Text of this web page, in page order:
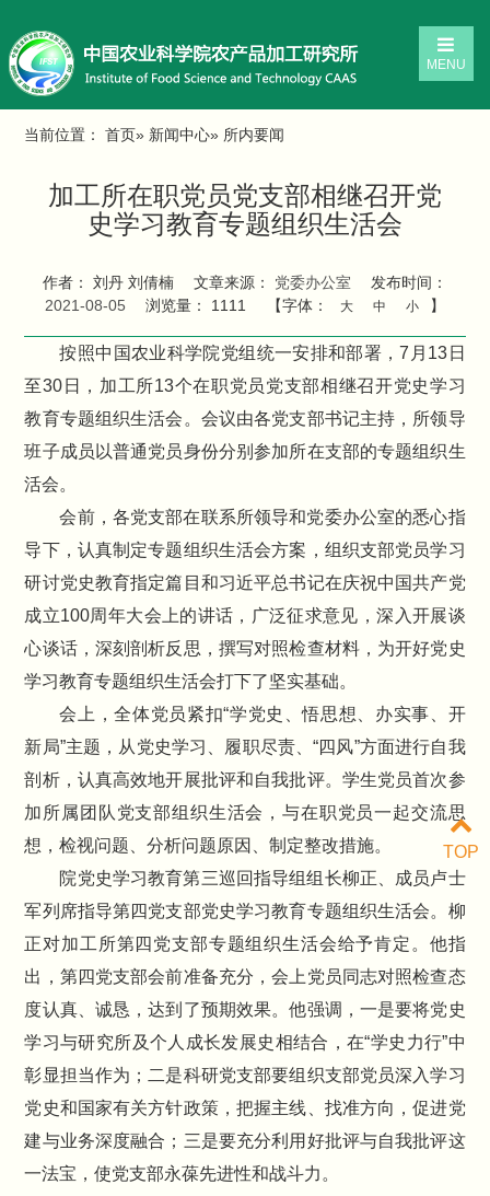
MENU
当前位置：首页» 新闻中心» 所内要闻
加工所在职党员党支部相继召开党
史学习教育专题组织生活会
作者： 刘丹 刘倩楠 文章来源： 党委办公室
发布时间：
2021-08-05
浏览量： 1111 【字体： 大 中 小 】
按照中国农业科学院党组统一安排和部署，7月13日
至30日，加工所13个在职党员党支部相继召开党史学习
教育专题组织生活会。会议由各党支部书记主持，所领导
班子成员以普通党员身份分别参加所在支部的专题组织生
活会。
会前，各党支部在联系所领导和党委办公室的悉心指
导下，认真制定专题组织生活会方案，组织支部党员学习
研讨党史教育指定篇目和习近平总书记在庆祝中国共产党
成立100周年大会上的讲话，广泛征求意见，深入开展谈
心谈话，深刻剖析反思，撰写对照检查材料，为开好党史
学习教育专题组织生活会打下了坚实基础。
会上，全体党员紧扣“学党史、悟思想、办实事、开
新局”主题，从党史学习、履职尽责、“四风”方面进行自我
剖析，认真高效地开展批评和自我批评。学生党员首次参
加所属团队党支部组织生活会，与在职党员一起交流思
想，检视问题、分析问题原因、制定整改措施。
院党史学习教育第三巡回指导组组长柳正、成员卢士
军列席指导第四党支部党史学习教育专题组织生活会。柳
正对加工所第四党支部专题组织生活会给予肯定。他指
出，第四党支部会前准备充分，会上党员同志对照检查态
度认真、诚恳，达到了预期效果。他强调，一是要将党史
学习与研究所及个人成长发展史相结合，在“学史力行”中
彰显担当作为；二是科研党支部要组织支部党员深入学习
党史和国家有关方针政策，把握主线、找准方向，促进党
建与业务深度融合；三是要充分利用好批评与自我批评这
一法宝，使党支部永葆先进性和战斗力。
TOP